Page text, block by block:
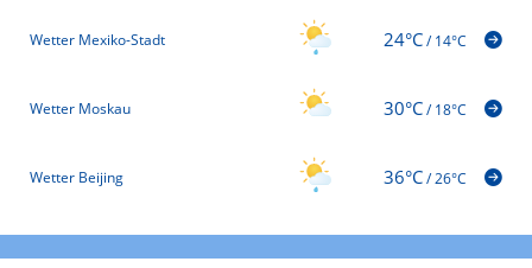
Wetter Mexiko-Stadt 24°C/14°C
Wetter Moskau 30°C/18°C
Wetter Beijing 36°C/26°C